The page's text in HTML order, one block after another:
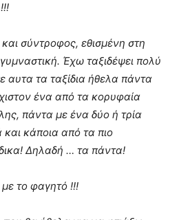
σύντροφος, εθισμένη στη
Έχω ταξιδέψει πολύ
αυτα τα ταξίδια ήθελα πάντα
ένα από τα κορυφαία
πάντα με ένα δύο ή τρία
κάποια από τα πιο
Δηλαδή … τα πάντα!
το φαγητό !!!